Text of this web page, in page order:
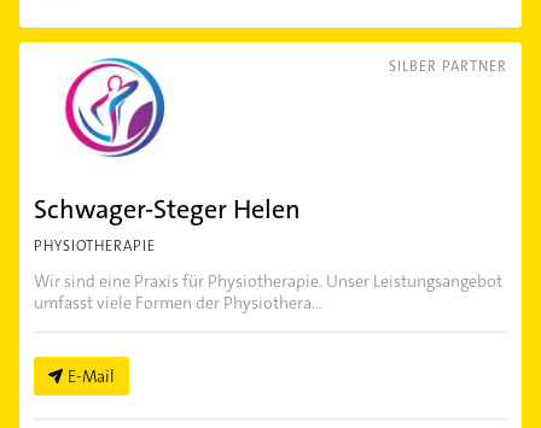
SILBER PARTNER
Schwager-Steger Helen
PHYSIOTHERAPIE
Wir sind eine Praxis für Physiotherapie. Unser Leistungsangebot
umfasst viele Formen der Physiothera...
E-Mail